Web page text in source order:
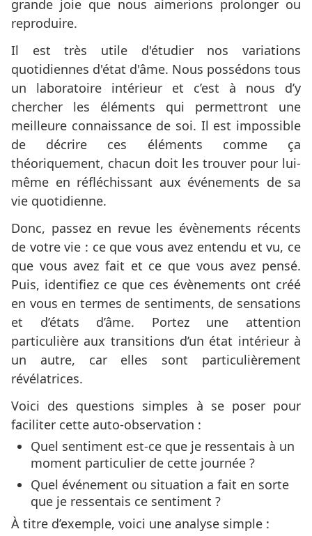
grande joie que nous aimerions prolonger ou
reproduire.
Il est très utile d'étudier nos variations
quotidiennes d'état d'âme. Nous possédons tous
un laboratoire intérieur et c’est à nous d’y
chercher les éléments qui permettront une
meilleure connaissance de soi. Il est impossible
de décrire ces éléments comme ça
théoriquement, chacun doit les trouver pour lui-
même en réfléchissant aux événements de sa
vie quotidienne.
Donc, passez en revue les évènements récents
de votre vie : ce que vous avez entendu et vu, ce
que vous avez fait et ce que vous avez pensé.
Puis, identifiez ce que ces évènements ont créé
en vous en termes de sentiments, de sensations
et d’états d’âme. Portez une attention
particulière aux transitions d’un état intérieur à
un autre, car elles sont particulièrement
révélatrices.
Voici des questions simples à se poser pour
faciliter cette auto-observation :
Quel sentiment est-ce que je ressentais à un
moment particulier de cette journée ?
Quel événement ou situation a fait en sorte
que je ressentais ce sentiment ?
À titre d’exemple, voici une analyse simple :